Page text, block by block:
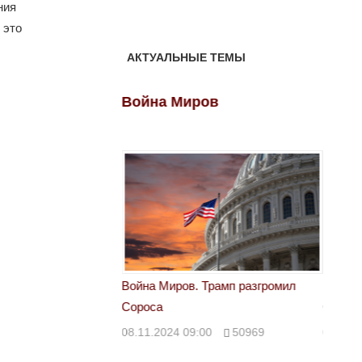
АКТУАЛЬНЫЕ ТЕМЫ
Война Миров
Война Миров. Трамп разгромил
Сороса
08.11.2024 09:00 50969